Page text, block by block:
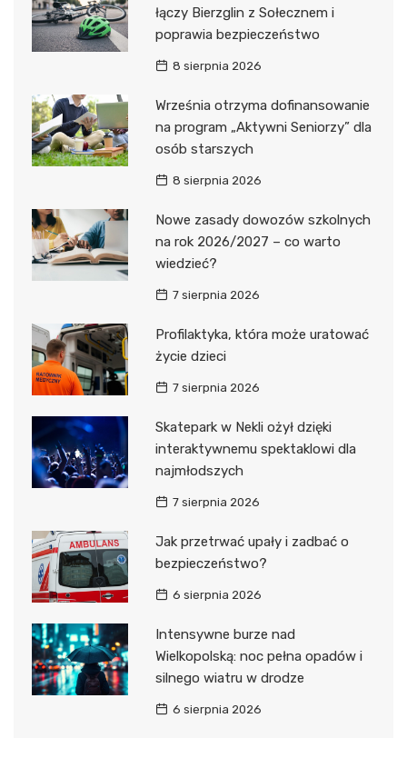
łączy Bierzglin z Sołecznem i
poprawia bezpieczeństwo
8 sierpnia 2026
Września otrzyma dofinansowanie
na program „Aktywni Seniorzy” dla
osób starszych
8 sierpnia 2026
Nowe zasady dowozów szkolnych
na rok 2026/2027 – co warto
wiedzieć?
7 sierpnia 2026
Profilaktyka, która może uratować
życie dzieci
7 sierpnia 2026
Skatepark w Nekli ożył dzięki
interaktywnemu spektaklowi dla
najmłodszych
7 sierpnia 2026
Jak przetrwać upały i zadbać o
bezpieczeństwo?
6 sierpnia 2026
Intensywne burze nad
Wielkopolską: noc pełna opadów i
silnego wiatru w drodze
6 sierpnia 2026